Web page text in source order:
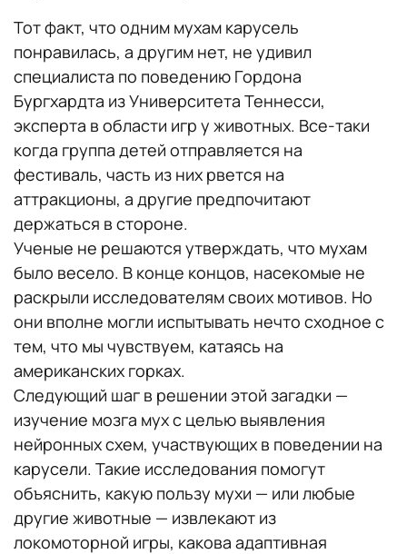
Тот факт, что одним мухам карусель
понравилась, а другим нет, не удивил
специалиста по поведению Гордона
Бургхардта из Университета Теннесси,
эксперта в области игр у животных. Все-таки
когда группа детей отправляется на
фестиваль, часть из них рвется на
аттракционы, а другие предпочитают
держаться в стороне.
Ученые не решаются утверждать, что мухам
было весело. В конце концов, насекомые не
раскрыли исследователям своих мотивов. Но
они вполне могли испытывать нечто сходное с
тем, что мы чувствуем, катаясь на
американских горках.
Следующий шаг в решении этой загадки —
изучение мозга мух с целью выявления
нейронных схем, участвующих в поведении на
карусели. Такие исследования помогут
объяснить, какую пользу мухи — или любые
другие животные — извлекают из
локомоторной игры, какова адаптивная